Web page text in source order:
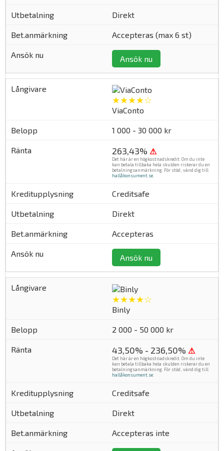
Direkt
Accepteras (max 6 st)
Ansök nu
★★★★☆
ViaConto
1 000 - 30 000 kr
263,43% ⚠
Det här är en högkostnadskredit. Om du inte
kan betala tillbaka hela skulden riskerar du en
betalningsanmärkning. För stöd, vänd dig till
hallåkonsument.se
Creditsafe
Direkt
Accepteras
Ansök nu
★★★★☆
Binly
2 000 - 50 000 kr
43,50% - 236,50% ⚠
Det här är en högkostnadskredit. Om du inte
kan betala tillbaka hela skulden riskerar du en
betalningsanmärkning. För stöd, vänd dig till
hallåkonsument.se
Creditsafe
Direkt
Accepteras inte